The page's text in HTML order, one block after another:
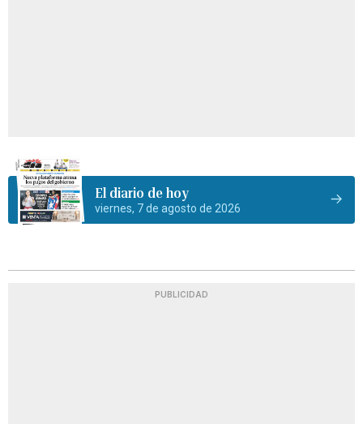
El diario de hoy
viernes, 7 de agosto de 2026
PUBLICIDAD